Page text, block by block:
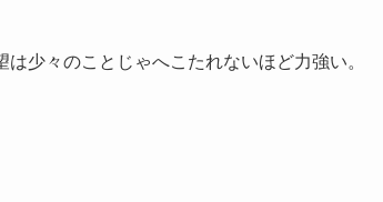
少々のことじゃへこたれないほど力強い。